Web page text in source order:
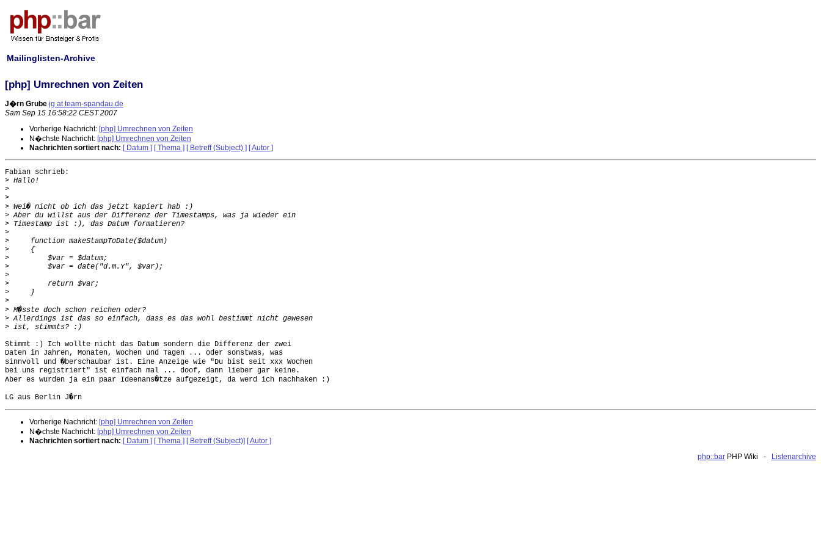
Mailinglisten-Archive
[php] Umrechnen von Zeiten
J�rn Grube jg at team-spandau.de
Sam Sep 15 16:58:22 CEST 2007
Vorherige Nachricht: [php] Umrechnen von Zeiten
N�chste Nachricht: [php] Umrechnen von Zeiten
Nachrichten sortiert nach: [ Datum ] [ Thema ] [ Betreff (Subject) ] [ Autor ]
Fabian schrieb:
>
>
>
>
>
>
>
>
>
>
>
>
>
>
>
>
>
>
Stimmt :) Ich wollte nicht das Datum sondern die Differenz der zwei
Daten in Jahren, Monaten, Wochen und Tagen ... oder sonstwas, was
sinnvoll und �berschaubar ist. Eine Anzeige wie "Du bist seit xxx Wochen
bei uns registriert" ist einfach mal ... doof, dann lieber gar keine.
Aber es wurden ja ein paar Ideenans�tze aufgezeigt, da werd ich nachhaken :)
Vorherige Nachricht: [php] Umrechnen von Zeiten
N�chste Nachricht: [php] Umrechnen von Zeiten
Nachrichten sortiert nach: [ Datum ] [ Thema ] [ Betreff (Subject)] [ Autor ]
php::bar PHP Wiki - Listenarchive